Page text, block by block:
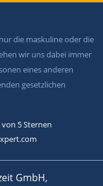
die maskuline oder die
wir uns dabei immer
eines anderen
gesetzlichen
von 5Sternen
GmbH,